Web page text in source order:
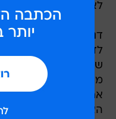
לאחר שרדפו אחרי
דניס גריסס, דייג
לדוג עם מספר חברים
שעבר. גריסס וחבריו
מאות דגי אבו נפחא
אחריהם  תריסר
האומללים נמלטו, שחו